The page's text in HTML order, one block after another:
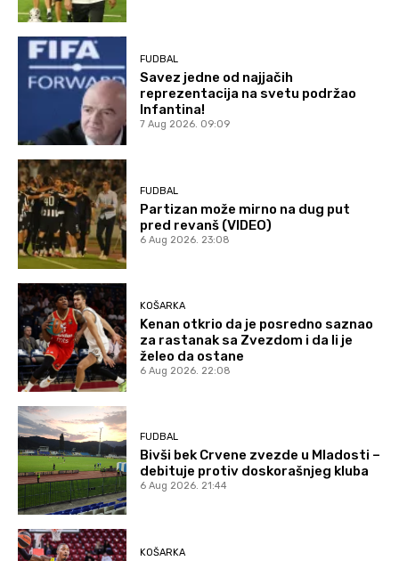
FUDBAL
Savez jedne od najjačih
reprezentacija na svetu podržao
Infantina!
7 Aug 2026. 09:09
FUDBAL
Partizan može mirno na dug put
pred revanš (VIDEO)
6 Aug 2026. 23:08
KOŠARKA
Kenan otkrio da je posredno saznao
za rastanak sa Zvezdom i da li je
želeo da ostane
6 Aug 2026. 22:08
FUDBAL
Bivši bek Crvene zvezde u Mladosti –
debituje protiv doskorašnjeg kluba
6 Aug 2026. 21:44
KOŠARKA